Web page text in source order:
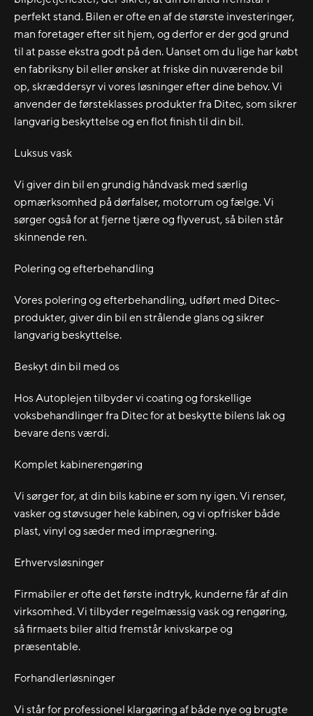
perfekt stand. Bilen er ofte en af de største investeringer,
man foretager efter sit hjem, og derfor er der god grund
til at passe ekstra godt på den. Uanset om du lige har købt
en fabriksny bil eller ønsker at friske din nuværende bil
op, skræddersyr vi vores løsninger efter dine behov. Vi
anvender de førsteklasses produkter fra Ditec, som sikrer
langvarig beskyttelse og en flot finish til din bil.
Luksus vask
Vi giver din bil en grundig håndvask med særlig
opmærksomhed på dørfalser, motorrum og fælge. Vi
sørger også for at fjerne tjære og flyverust, så bilen står
skinnende ren.
Polering og efterbehandling
Vores polering og efterbehandling, udført med Ditec-
produkter, giver din bil en strålende glans og sikrer
langvarig beskyttelse.
Beskyt din bil med os
Hos Autoplejen tilbyder vi coating og forskellige
voksbehandlinger fra Ditec for at beskytte bilens lak og
bevare dens værdi.
Komplet kabinerengøring
Vi sørger for, at din bils kabine er som ny igen. Vi renser,
vasker og støvsuger hele kabinen, og vi opfrisker både
plast, vinyl og sæder med imprægnering.
Erhvervsløsninger
Firmabiler er ofte det første indtryk, kunderne får af din
virksomhed. Vi tilbyder regelmæssig vask og rengøring,
så firmaets biler altid fremstår knivskarpe og
præsentable.
Forhandlerløsninger
Vi står for professionel klargøring af både nye og brugte